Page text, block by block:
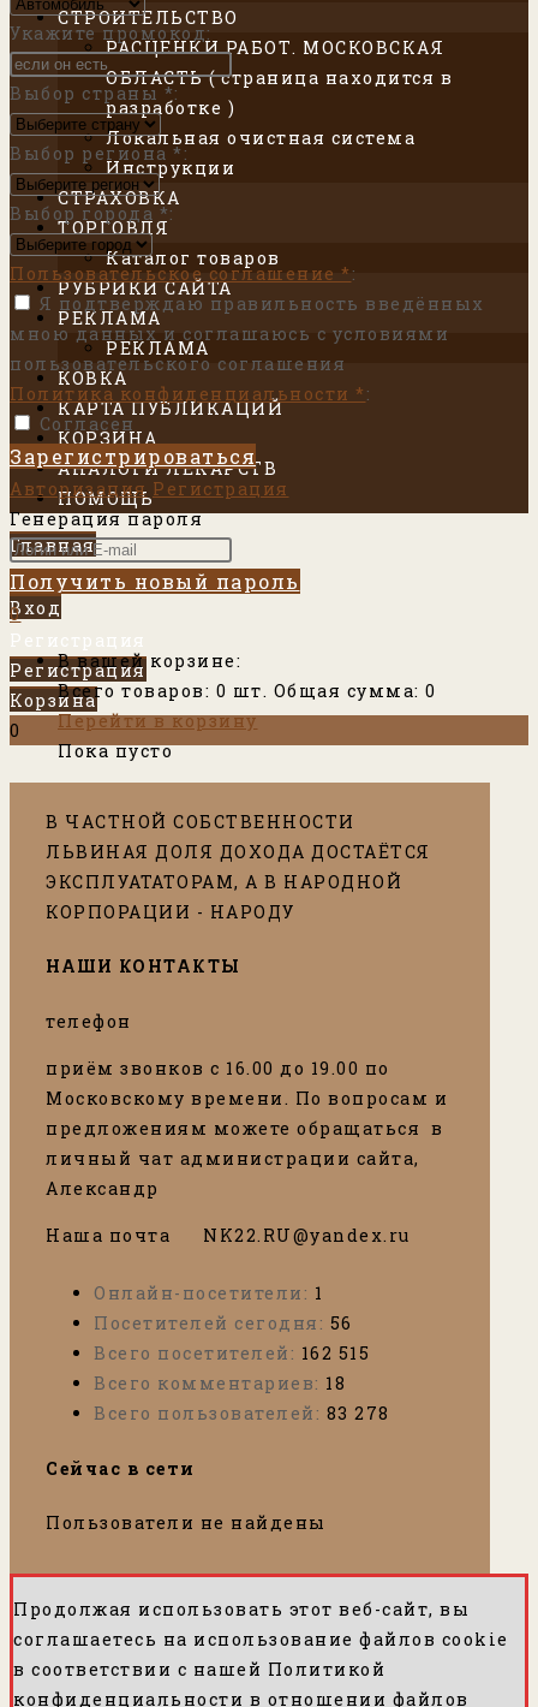
СТРОИТЕЛЬСТВО
РАСЦЕНКИ РАБОТ. МОСКОВСКАЯ
ОБЛАСТЬ ( страница находится в
разработке )
Локальная очистная система
Инструкции
СТРАХОВКА
ТОРГОВЛЯ
Каталог товаров
РУБРИКИ САЙТА
РЕКЛАМА
РЕКЛАМА
КОВКА
КАРТА ПУБЛИКАЦИЙ
КОРЗИНА
АНАЛОГИ ЛЕКАРСТВ
ПОМОЩЬ
Главная
Вход
Вход
Регистрация
Регистрация
Корзина
0
Укажите промокод:
Выбор страны *:
Выбор региона * :
Выбор города *:
Пользовательское соглашение *:
Я подтверждаю правильность введённых
мною данных и соглашаюсь с условиями
пользовательского соглашения
Политика конфиденциальности * :
Согласен
Зарегистрироваться
Авторизация Регистрация
Генерация пароля
Получить новый пароль
0
В вашей корзине:
Всего товаров: 0 шт. Общая сумма: 0
Перейти в корзину
Пока пусто
В ЧАСТНОЙ СОБСТВЕННОСТИ
ЛЬВИНАЯ ДОЛЯ ДОХОДА ДОСТАЁТСЯ
ЭКСПЛУАТАТОРАМ, А В НАРОДНОЙ
КОРПОРАЦИИ - НАРОДУ
НАШИ КОНТАКТЫ
телефон
приём звонков с 16.00 до 19.00 по
Московскому времени. По вопросам и
предложениям можете обращаться в
личный чат администрации сайта,
Александр
Наша почта N K22.RU@yandex.ru
Онлайн-посетители: 1
Посетителей сегодня: 56
Всего посетителей: 162 515
Всего комментариев: 18
Всего пользователей: 83 278
Сейчас в сети
Пользователи не найдены
Продолжая использовать этот веб-сайт, вы
соглашаетесь на использование файлов cookie
в соответствии с нашей Политикой
конфиденциальности в ​​отношении файлов